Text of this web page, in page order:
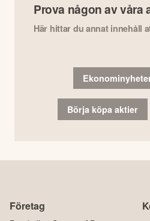
Prova någon av våra
Här hittar du annat innehåll
Börja köpa aktier
Företag